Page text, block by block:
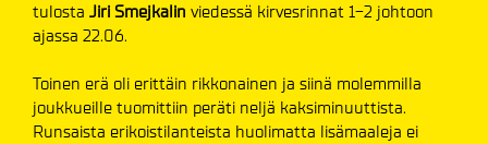
tulosta Jiri Smejkalin viedessä kirvesrinnat 1-2 johtoon
ajassa 22.06.
Toinen erä oli erittäin rikkonainen ja siinä molemmilla
joukkueille tuomittiin peräti neljä kaksiminuuttista.
Runsaista erikoistilanteista huolimatta lisämaaleja ei